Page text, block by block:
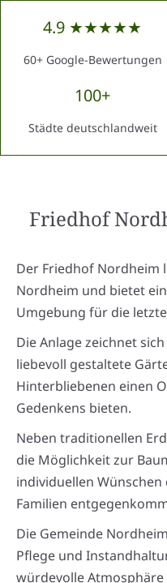
4.9 ★★★★★
60+ Google-Bewertungen
100+
Städte deutschlandweit
Friedhof
Der Friedhof Nordheim
Nordheim und bietet
Umgebung für die
Die Anlage zeichnet
liebevoll gestaltete
Hinterbliebenen einen
Gedenkens bieten.
Neben traditionellen
die Möglichkeit zur
individuellen
Familien
Die Gemeinde
Pflege und
würdevolle